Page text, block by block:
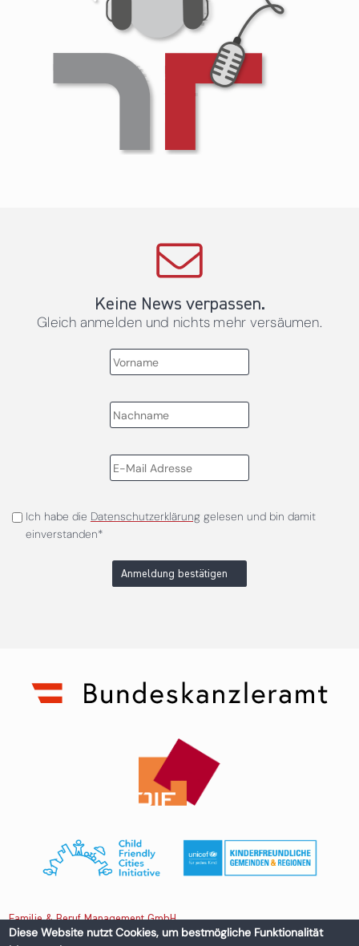
Keine News verpassen.
Gleich anmelden und nichts mehr versäumen.
Ich habe die Datenschutzerklärunggelesen und bin damit
einverstanden*
Anmeldung bestätigen
Familie & Beruf Management GmbH
Diese Website nutzt Cookies, um bestmögliche Funktionalität